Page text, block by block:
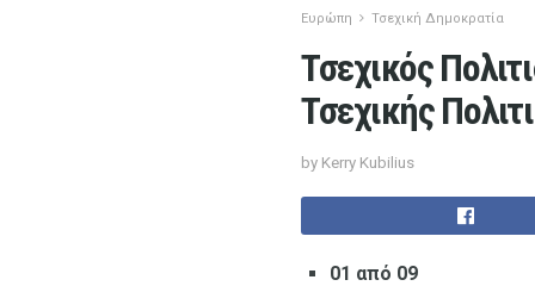
Ευρώπη Τσεχική Δημοκρατία
Τσεχικός
Τσεχικής
by Kerry Kubilius
01 από 09